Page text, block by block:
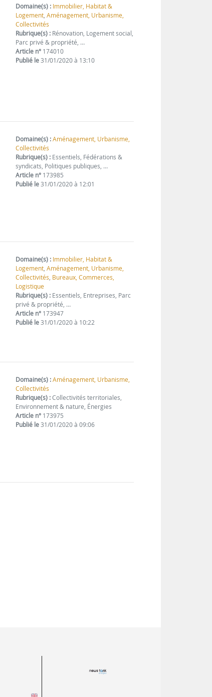
Domaine(s) : Immobilier, Habitat &
Logement,Aménagement, Urbanisme,
Collectivités
Rubrique(s) : Rénovation, Logement social,
Parc privé & propriété, …
Article n° 174010
Publié le31/01/2020 à 13:10
Domaine(s) : Aménagement, Urbanisme,
Collectivités
Rubrique(s) : Essentiels, Fédérations &
syndicats, Politiques publiques, …
Article n° 173985
Publié le31/01/2020 à 12:01
Domaine(s) : Immobilier, Habitat &
Logement,Aménagement, Urbanisme,
Collectivités, Bureaux, Commerces,
Logistique
Rubrique(s) : Essentiels, Entreprises, Parc
privé & propriété, …
Article n° 173947
Publié le31/01/2020 à 10:22
Domaine(s) : Aménagement, Urbanisme,
Collectivités
Rubrique(s) :Collectivités territoriales,
Environnement & nature, Énergies
Article n° 173975
Publié le31/01/2020 à 09:06